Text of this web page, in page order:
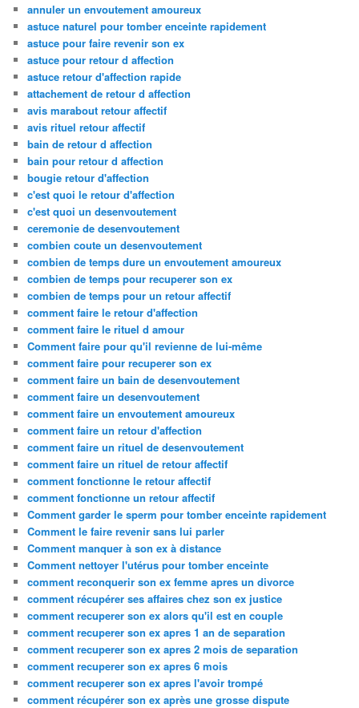
annuler un envoutement amoureux
astuce naturel pour tomber enceinte rapidement
astuce pour faire revenir son ex
astuce pour retour d affection
astuce retour d'affection rapide
attachement de retour d affection
avis marabout retour affectif
avis rituel retour affectif
bain de retour d affection
bain pour retour d affection
bougie retour d'affection
c'est quoi le retour d'affection
c'est quoi un desenvoutement
ceremonie de desenvoutement
combien coute un desenvoutement
combien de temps dure un envoutement amoureux
combien de temps pour recuperer son ex
combien de temps pour un retour affectif
comment faire le retour d'affection
comment faire le rituel d amour
Comment faire pour qu'il revienne de lui-même
comment faire pour recuperer son ex
comment faire un bain de desenvoutement
comment faire un desenvoutement
comment faire un envoutement amoureux
comment faire un retour d'affection
comment faire un rituel de desenvoutement
comment faire un rituel de retour affectif
comment fonctionne le retour affectif
comment fonctionne un retour affectif
Comment garder le sperm pour tomber enceinte rapidement
Comment le faire revenir sans lui parler
Comment manquer à son ex à distance
Comment nettoyer l'utérus pour tomber enceinte
comment reconquerir son ex femme apres un divorce
comment récupérer ses affaires chez son ex justice
comment recuperer son ex alors qu'il est en couple
comment recuperer son ex apres 1 an de separation
comment recuperer son ex apres 2 mois de separation
comment recuperer son ex apres 6 mois
comment recuperer son ex apres l'avoir trompé
comment récupérer son ex après une grosse dispute